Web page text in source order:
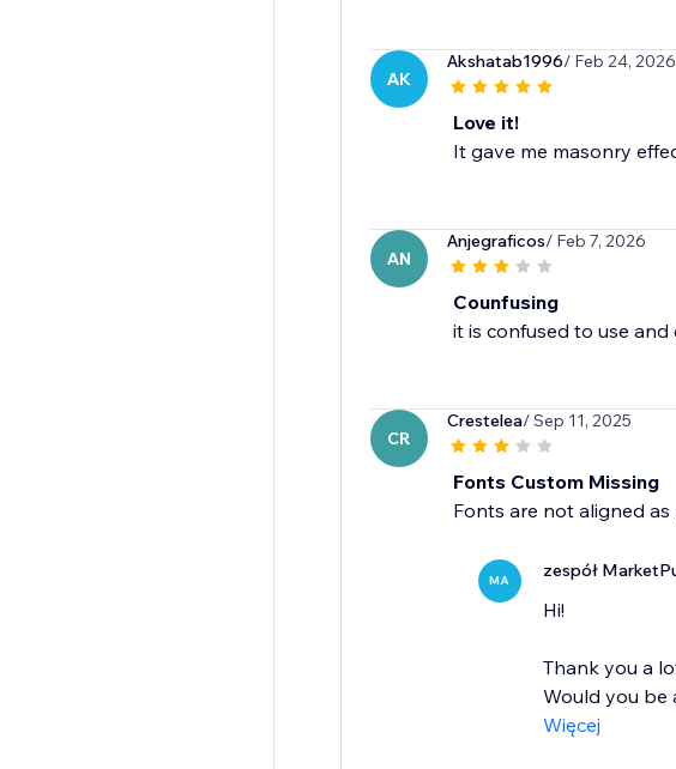
AK
Akshatab1996/ Feb 24, 2026
Love it!
It gave me masonry
AN
Anjegraficos/ Feb 7, 2026
Counfusing
it is confused to use
CR
Crestelea/ Sep 11, 2025
Fonts Custom Missing
MA zespół
Hi!
Thank you a
Would you be
Więcej